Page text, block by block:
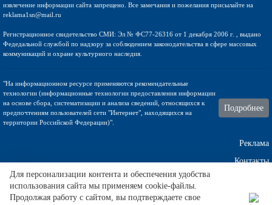
извлечение информации сайта запрещено. Все замечания и пожелания присылайте на
reklama1sn@mail.ru
Регистрационное свидетельство СМИ: Эл № ФС77-26316 от 1 декабря 2006 г. , выдано
Федедальной службой по надзору за соблюдением законодательства в сфере массовых
коммуникаций и охране культурного наследия.
"На информационном ресурсе применяются рекомендательные
технологии (информационные технологии предоставления информации
на основе сбора, систематизации и анализа сведений, относящихся к
предпочтениям пользователей сети "Интернет", находящихся на
территории Российской Федерации)".
Подробнее
Реклама
Контакты
Техническа поддержка
Для персонализации контента и обеспечения удобства
использования сайта мы применяем cookie-файлы.
Продолжая работу с сайтом, вы подтверждаете свое